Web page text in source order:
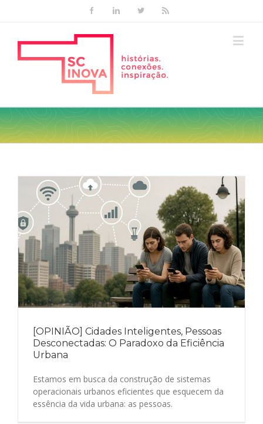
FacebookLinkedinTwitter
[OPINIÃO] Cidades Inteligentes, Pessoas
Desconectadas: O Paradoxo da Eficiência
Urbana
Estamos em busca da construção de sistemas
operacionais urbanos eficientes que esquecem da
essência da vida urbana: as pessoas.